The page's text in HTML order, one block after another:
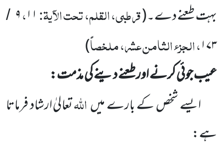
بہت طعنےدے۔(قرطبی، القلم، تحت الآیۃ:۱۱،۹ /
۱۷۳، الجزء الثامن عشر، ملخصاً)
عیب جوئی کرنے اور طعنے دینے کی مذمت:
ایسے شخص کے بارے میںاللّٰہتعالیٰ ارشاد فرماتا
ہے: